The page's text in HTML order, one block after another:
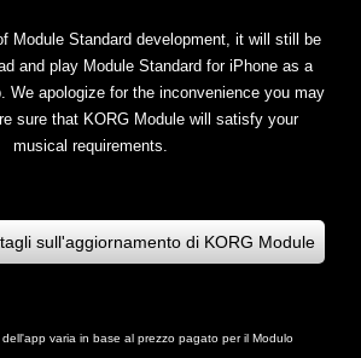
Module Standard development, it will still be
and play Module Standard for iPhone as a
We apologize for the inconvenience you may
sure that KORG Module will satisfy your
musical requirements.
sull'aggiornamento di KORG Module
varia in base al prezzo pagato per il Modulo